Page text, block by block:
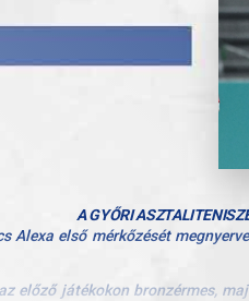
magamra, de hogyan máshogy
így állnom az asztalhoz.
neki egy versenynek, hogy
egy hét, közben minden
meccset is. Már az első
azért, hogy Párizsban jobban
mellett a magyar
A GYŐRI
Alexa első mérkőzését
előző játékokon bronzérmes,